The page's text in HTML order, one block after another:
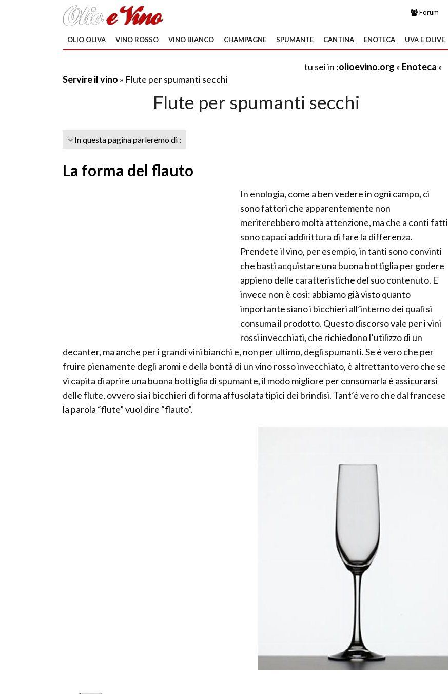
Forum
OLIO OLIVA VINO ROSSO VINO BIANCO CHAMPAGNE SPUMANTE CANTINA ENOTECA UVA E OLIVE
tu sei in :olioevino.org » Enoteca »
Servire il vino » Flute per spumanti secchi
Flute per spumanti secchi
In questa pagina parleremo di :
La forma del flauto
In enologia, come a ben vedere in ogni campo, ci
sono fattori che apparentemente non
meriterebbero molta attenzione, ma che a conti fatti
sono capaci addirittura di fare la differenza.
Prendete il vino, per esempio, in tanti sono convinti
che basti acquistare una buona bottiglia per godere
appieno delle caratteristiche del suo contenuto. E
invece non è così: abbiamo già visto quanto
importante siano i bicchieri all’interno dei quali si
consuma il prodotto. Questo discorso vale per i vini
rossi invecchiati, che richiedono l’utilizzo di un
decanter, ma anche per i grandi vini bianchi e, non per ultimo, degli spumanti. Se è vero che per
fruire pienamente degli aromi e della bontà di un vino rosso invecchiato, è altrettanto vero che se
vi capita di aprire una buona bottiglia di spumante, il modo migliore per consumarla è assicurarsi
delle flute, ovvero sia i bicchieri di forma affusolata tipici dei brindisi. Tant’è vero che dal francese
la parola “flute” vuol dire “flauto”.